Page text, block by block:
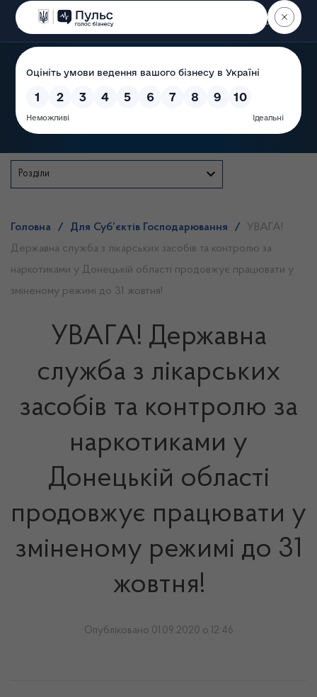
Пошук
Розділи
Головна / Для Суб’єктів Господарювання /
УВАГА!
Державна служба з лікарських засобів та контролю за
наркотиками у Донецькій області продовжує працювати у
зміненому режимі до 31 жовтня!
УВАГА! Державна
служба з лікарських
засобів та контролю за
наркотиками у
Донецькій області
продовжує працювати у
зміненому режимі до 31
жовтня!
Опубліковано 01.09.2020 о 12:46